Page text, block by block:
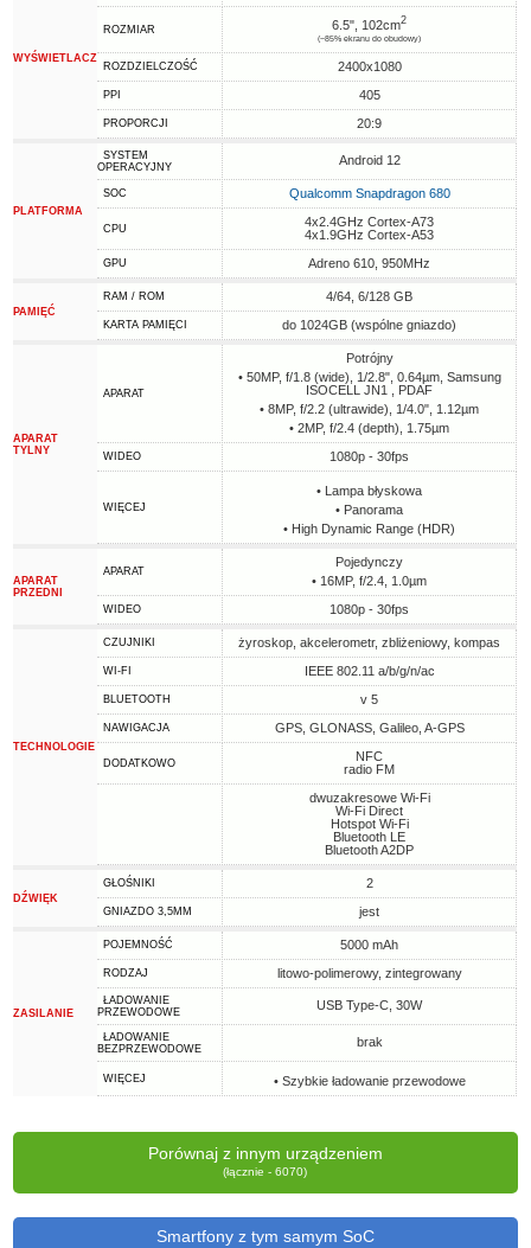
WYŚWIETLACZ
ROZMIAR 6.5", 102cm2
(~85% ekranu do obudowy)
ROZDZIELCZOŚĆ 2400x1080
PPI 405
PROPORCJI 20:9
PLATFORMA
SYSTEM
OPERACYJNY
Android 12
SOC Qualcomm Snapdragon 680
CPU
4x2.4GHz Cortex-A73
4x1.9GHz Cortex-A53
GPU Adreno 610, 950MHz
PAMIĘĆ
RAM / ROM 4/64, 6/128 GB
KARTA PAMIĘCI do 1024GB (wspólne gniazdo)
APARAT
TYLNY
APARAT
Potrójny
• 50MP, f/1.8 (wide), 1/2.8", 0.64µm, Samsung
ISOCELL JN1 , PDAF
• 8MP, f/2.2 (ultrawide), 1/4.0", 1.12µm
• 2MP, f/2.4 (depth), 1.75µm
WIDEO 1080p - 30fps
WIĘCEJ
• Lampa błyskowa
• Panorama
• High Dynamic Range (HDR)
APARAT
PRZEDNI
APARAT
Pojedynczy
• 16MP, f/2.4, 1.0µm
WIDEO 1080p - 30fps
TECHNOLOGIE
CZUJNIKI żyroskop, akcelerometr, zbliżeniowy, kompas
WI-FI IEEE 802.11 a/b/g/n/ac
BLUETOOTH v 5
NAWIGACJA GPS, GLONASS, Galileo, A-GPS
DODATKOWO
NFC
radio FM
dwuzakresowe Wi-Fi
Wi-Fi Direct
Hotspot Wi-Fi
Bluetooth LE
Bluetooth A2DP
DŹWIĘK
GŁOŚNIKI 2
GNIAZDO 3,5MM jest
ZASILANIE
POJEMNOŚĆ 5000 mAh
RODZAJ litowo-polimerowy, zintegrowany
ŁADOWANIE
PRZEWODOWE
USB Type-C, 30W
ŁADOWANIE
BEZPRZEWODOWE
brak
WIĘCEJ • Szybkie ładowanie przewodowe
Porównaj z innym urządzeniem
(łącznie - 6070)
Smartfony z tym samym SoC